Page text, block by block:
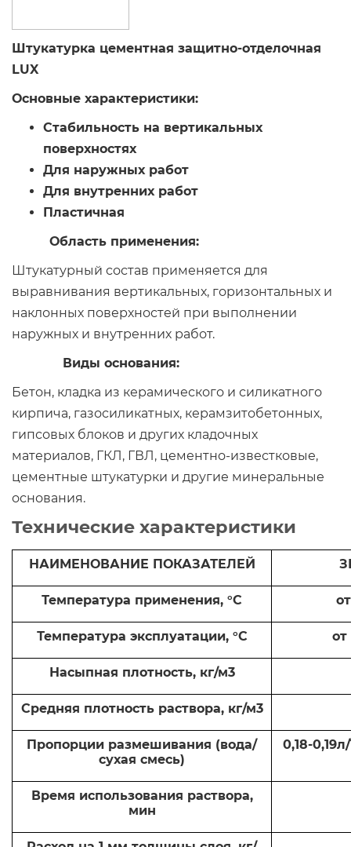
Штукатурка цементная защитно-отделочная
LUX
Основные характеристики:
Стабильность на вертикальных
поверхностях
Для наружных работ
Для внутренних работ
Пластичная
Область применения:
Штукатурный состав применяется для
выравнивания вертикальных, горизонтальных и
наклонных поверхностей при выполнении
наружных и внутренних работ.
Виды основания:
Бетон, кладка из керамического и силикатного
кирпича, газосиликатных, керамзитобетонных,
гипсовых блоков и других кладочных
материалов, ГКЛ, ГВЛ, цементно-известковые,
цементные штукатурки и другие минеральные
основания.
Технические характеристики
НАИМЕНОВАНИЕ ПОКАЗАТЕЛЕЙ
Температура применения, °С
Температура эксплуатации, °С от
Насыпная плотность, кг/м3
Средняя плотность раствора, кг/м3
Пропорции размешивания (вода/
сухая смесь)
0,18-
Время использования раствора,
мин